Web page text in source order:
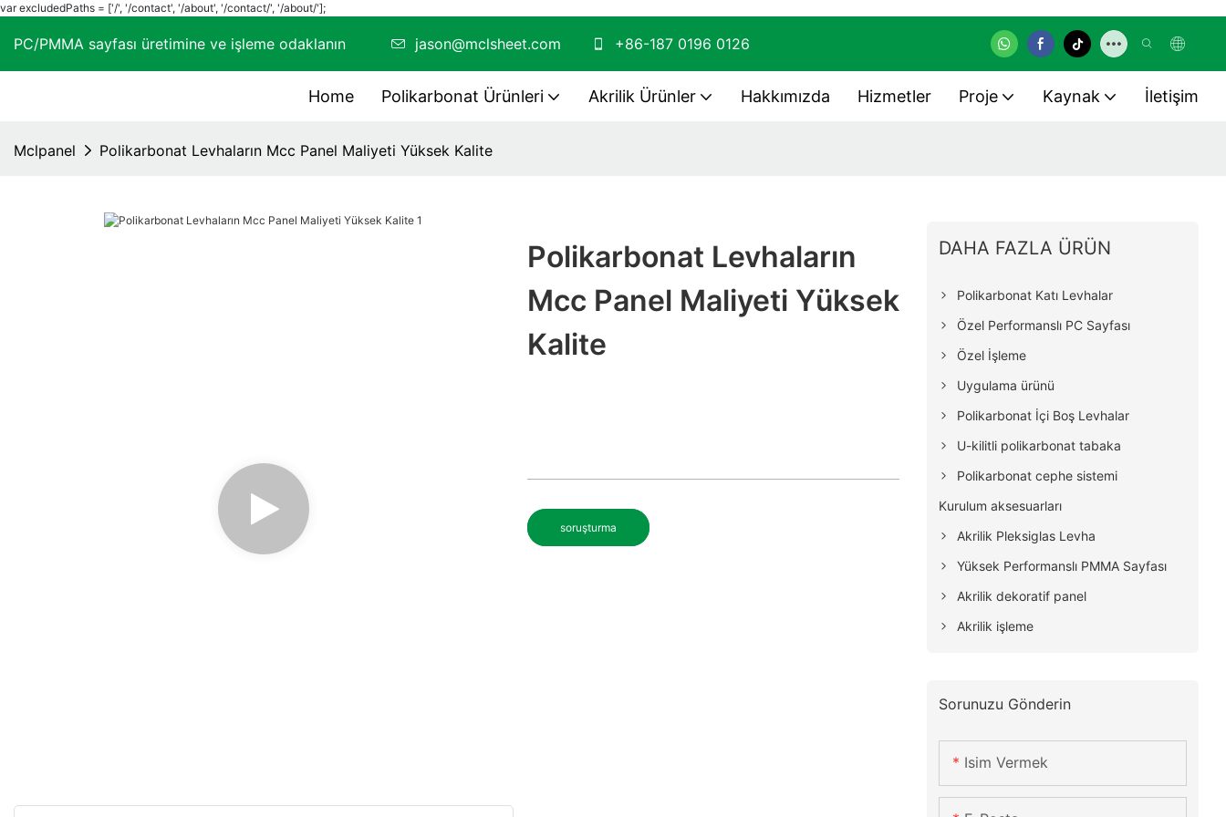
var excludedPaths = ['/', '/contact', '/about', '/contact/', '/about/'];
PC/PMMA sayfası üretimine ve işleme odaklanın jason@mclsheet.com +86-187 0196 0126
Home Polikarbonat Ürünleri Akrilik Ürünler Hakkımızda Hizmetler Proje Kaynak İletişim
Mclpanel Polikarbonat Levhaların Mcc Panel Maliyeti Yüksek Kalite
Polikarbonat Levhaların
Mcc Panel Maliyeti Yüksek
Kalite
soruşturma
DAHA FAZLA ÜRÜN
Polikarbonat Katı Levhalar
Özel Performanslı PC Sayfası
Özel İşleme
Uygulama ürünü
Polikarbonat İçi Boş Levhalar
U-kilitli polikarbonat tabaka
Polikarbonat cephe sistemi
Kurulum aksesuarları
Akrilik Pleksiglas Levha
Yüksek Performanslı PMMA Sayfası
Akrilik dekoratif panel
Akrilik işleme
Sorunuzu Gönderin
Isim Vermek